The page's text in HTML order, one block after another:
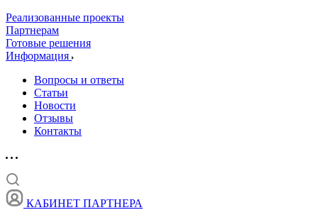
Реализованные проекты
Партнерам
Готовые решения
Информация
Вопросы и ответы
Статьи
Новости
Отзывы
Контакты
КАБИНЕТ ПАРТНЕРА